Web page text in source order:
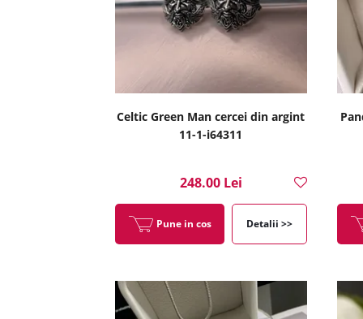
Celtic Green Man cercei din argint
11-1-i64311
248.00 Lei
Pune in cos Detalii >>